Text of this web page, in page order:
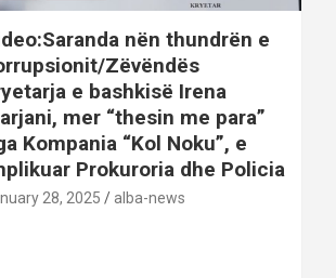
nën thundrën e
Zëvëndës
e bashkisë Irena
mer “thesin me para”
Kompania “Kol Noku”, e
Prokuroria dhe Policia
28, 2025 alba-news